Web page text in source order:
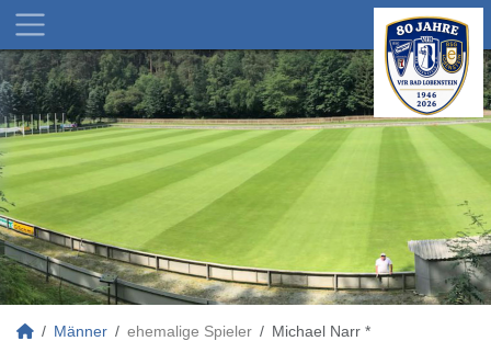
Männer ehemalige Spieler Michael Narr *